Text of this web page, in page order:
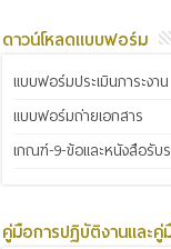
ดาวน์โหลดแบบฟอร์ม
แบบฟอร์มประเมินภาระงาน
แบบฟอร์มถ่ายเอกสาร
เกณฑ์-9-ข้อและหนังสือรับ
คู่มือการปฏิบัติงานและคู่